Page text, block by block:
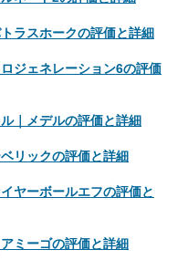
ラスホークの評価と詳細
ジェネレーション6の評価
｜メデルの評価と詳細
リックの評価と詳細
ヤーボールエフの評価と
ミーゴの評価と詳細